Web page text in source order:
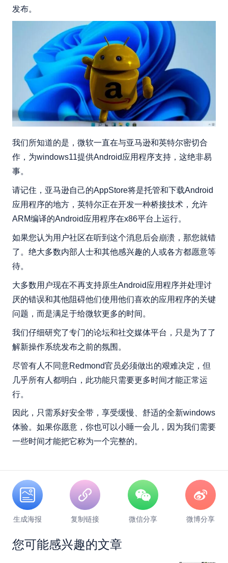
发布。
我们所知道的是，微软一直在与亚马逊和英特尔密切合
作，为windows11提供Android应用程序支持，这绝非易
事。
请记住，亚马逊自己的AppStore将是托管和下载Android
应用程序的地方，英特尔正在开发一种桥接技术，允许
ARM编译的Android应用程序在x86平台上运行。
如果您认为用户社区在听到这个消息后会崩溃，那您就错
了。绝大多数内部人士和其他感兴趣的人或各方都愿意等
待。
大多数用户现在不再支持原生Android应用程序并处理讨
厌的错误和其他阻碍他们使用他们喜欢的应用程序的关键
问题，而是满足于给微软更多的时间。
我们仔细研究了专门的论坛和社交媒体平台，只是为了了
解新操作系统发布之前的氛围。
尽管有人不同意Redmond官员必须做出的艰难决定，但
几乎所有人都明白，此功能只需要更多时间才能正常运
行。
因此，只需系好安全带，享受缓慢、舒适的全新windows
体验。如果你愿意，你也可以小睡一会儿，因为我们需要
一些时间才能把它称为一个完整的。
生成海报 复制链接 微信分享 微博分享
您可能感兴趣的文章